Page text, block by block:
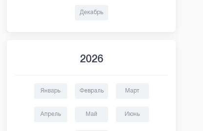
Декабрь
2026
Январь Февраль Март
Апрель Май Июнь